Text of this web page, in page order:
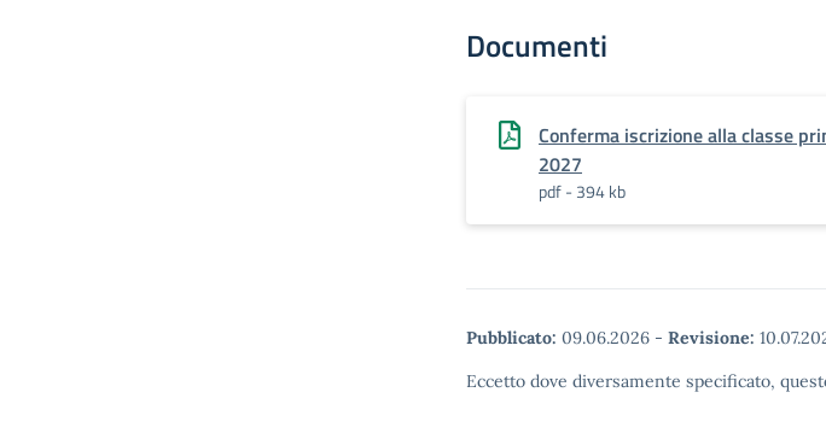
Documenti
Conferma iscrizione alla classe
2027
pdf - 394 kb
Pubblicato: 09.06.2026 - Revisione:
Eccetto dove diversamente specificato,